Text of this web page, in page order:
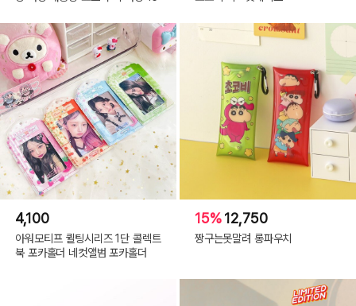
4,100
아워모티프 퀼팅시리즈 1단 콜렉트
북 포카홀더 네컷앨범 포카홀더
15%12,750
짱구는못말려 롱파우치